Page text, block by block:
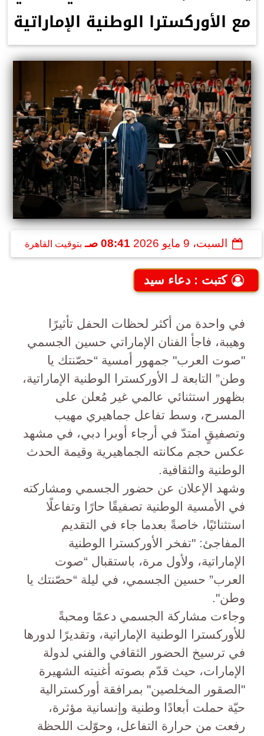
مع الأوركسترا الوطنية الإماراتية
السبت، 9 مايو 2026 08:41 صـ بتوقيت القاهرة
كتبت : دعاء سيد
في واحدة من أكثر لحظات الحفل تأثيرًا
وهيبة، فاجأ الفنان الإماراتي حسين الجسمي
"صوت العرب" جمهور أمسية “حصّنتك يا
وطن” التابعة لـ الأوركسترا الوطنية الإماراتية،
بظهور استثنائي عالمي غير مُعلن على
المسرح، وسط تفاعل جماهيري مهيب
وتصفيقٍ امتدّ في أرجاء أوبرا دبي، في مشهد
عكس حجم مكانته الجماهيرية وقيمة الحدث
الوطنية والثقافية.
وشهد الإعلان عن حضور الجسمي ومشاركته
في الأمسية الوطنية تصفيقًا حارًا وتفاعلًا
استثنائيًا، خاصةً بعدما جاء في التقديم
المفاجئ: "تفخر الأوركسترا الوطنية
الإماراتية، ولأول مرة، باستقبال “صوت
العرب” حسين الجسمي، في ليلة “حصّنتك يا
وطن".
وجاءت مشاركة الجسمي دعمًا ومحبةً
للأوركسترا الوطنية الإماراتية، وتقديرًا لدورها
في ترسيخ الحضور الثقافي والفني لدولة
الإمارات، حيث قدّم بصوته أغنيته الشهيرة
"الصقور المخلصين" بمرافقة أوركسترالية
حيّة حملت أبعادًا وطنية وإنسانية مؤثرة،
رفعت من حرارة التفاعل، وحوّلت اللحظة